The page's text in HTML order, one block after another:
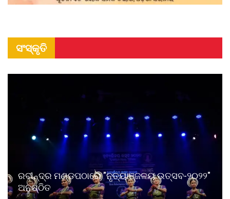
ସଂସ୍କୃତି
ରବୀନ୍ଦ୍ର ମଣ୍ଡପଠାରେ "ନୃତ୍ୟାଞ୍ଜଳୟ ଉତ୍ସବ-୨୦୨୨"
ଅନୁଷ୍ଠିତ